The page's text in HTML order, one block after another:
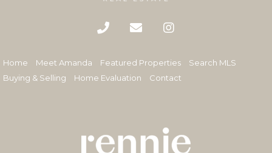
Home Meet Amanda Featured Properties
Search MLS
Buying & Selling
Home Evaluation Contact